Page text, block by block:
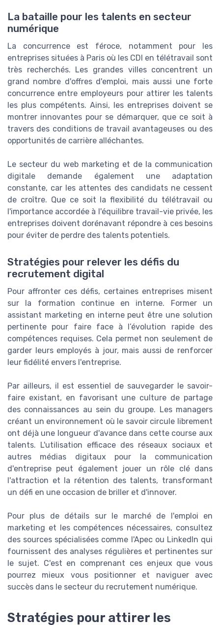
La bataille pour les talents en secteur
numérique
La concurrence est féroce, notamment pour les
entreprises situées à Paris où les CDI en télétravail sont
très recherchés. Les grandes villes concentrent un
grand nombre d'offres d'emploi, mais aussi une forte
concurrence entre employeurs pour attirer les talents
les plus compétents. Ainsi, les entreprises doivent se
montrer innovantes pour se démarquer, que ce soit à
travers des conditions de travail avantageuses ou des
opportunités de carrière alléchantes.
Le secteur du web marketing et de la communication
digitale demande également une adaptation
constante, car les attentes des candidats ne cessent
de croître. Que ce soit la flexibilité du télétravail ou
l'importance accordée à l'équilibre travail-vie privée, les
entreprises doivent dorénavant répondre à ces besoins
pour éviter de perdre des talents potentiels.
Stratégies pour relever les défis du
recrutement digital
Pour affronter ces défis, certaines entreprises misent
sur la formation continue en interne. Former un
assistant marketing en interne peut être une solution
pertinente pour faire face à l’évolution rapide des
compétences requises. Cela permet non seulement de
garder leurs employés à jour, mais aussi de renforcer
leur fidélité envers l'entreprise.
Par ailleurs, il est essentiel de sauvegarder le savoir-
faire existant, en favorisant une culture de partage
des connaissances au sein du groupe. Les managers
créant un environnement où le savoir circule librement
ont déjà une longueur d'avance dans cette course aux
talents. L'utilisation efficace des réseaux sociaux et
autres médias digitaux pour la communication
d'entreprise peut également jouer un rôle clé dans
l'attraction et la rétention des talents, transformant
un défi en une occasion de briller et d'innover.
Pour plus de détails sur le marché de l'emploi en
marketing et les compétences nécessaires, consultez
des sources spécialisées comme l'Apec ou LinkedIn qui
fournissent des analyses régulières et pertinentes sur
le sujet. C'est en comprenant ces enjeux que vous
pourrez mieux vous positionner et naviguer avec
succès dans le secteur du recrutement numérique.
Stratégies pour attirer les